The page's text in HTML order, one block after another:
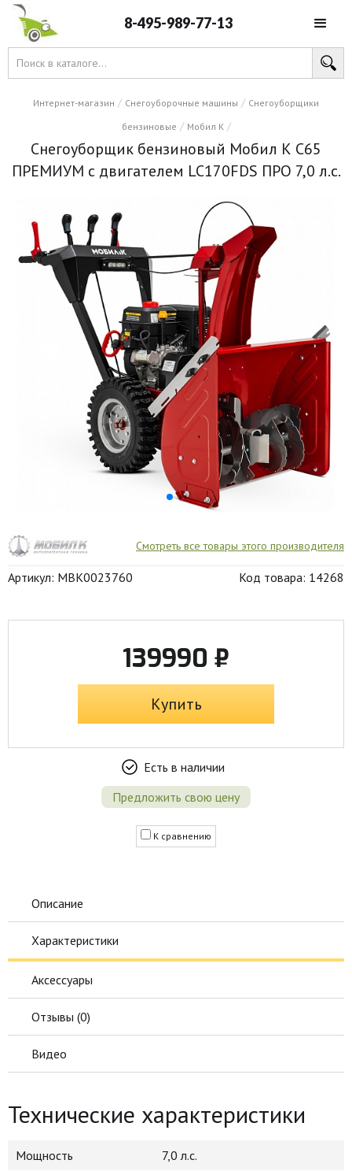
8-495-989-77-13
Интернет-магазин / Снегоуборочные машины / Снегоуборщики
бензиновые / Мобил К /
Снегоуборщик бензиновый Мобил К С65
ПРЕМИУМ с двигателем LC170FDS ПРО 7,0 л.с.
Смотреть все товары этого производителя
Артикул: MBK0023760 Код товара: 14268
139990 ₽
Купить
Есть в наличии
Предложить свою цену
К сравнению
Описание
Характеристики
Аксессуары
Отзывы (0)
Видео
Технические характеристики
Мощность
7,0 л.с.